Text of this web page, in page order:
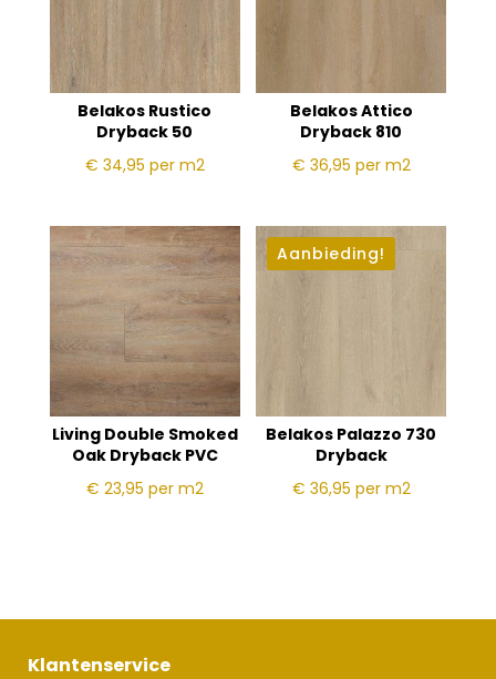
Belakos Rustico
Dryback 50
€ 34,95 per m2
Belakos Attico
Dryback 810
€ 36,95 per m2
Living Double Smoked
Oak Dryback PVC
€ 23,95 per m2
Aanbieding!
Belakos Palazzo 730
Dryback
€ 36,95 per m2
Klantenservice